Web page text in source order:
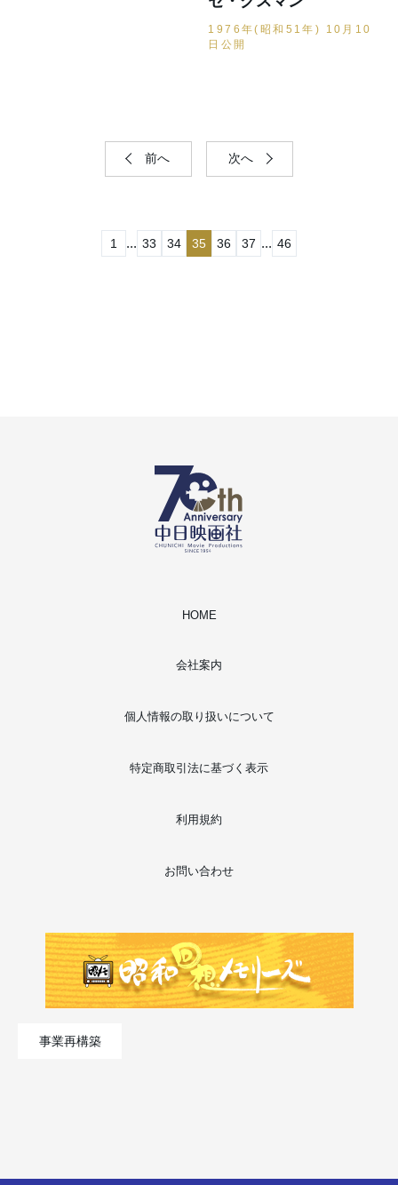
1976年(昭和51年) 10月10
日公開
前へ 次へ
1 ... 33 34 35 36 37 ... 46
HOME
会社案内
個人情報の取り扱いについて
特定商取引法に基づく表示
利用規約
お問い合わせ
事業再構築